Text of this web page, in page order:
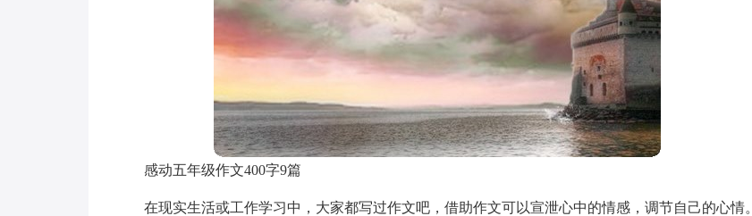
感动五年级作文400字9篇
在现实生活或工作学习中，大家都写过作文吧，借助作文可以宣泄心中的情感，调节自己的心情。